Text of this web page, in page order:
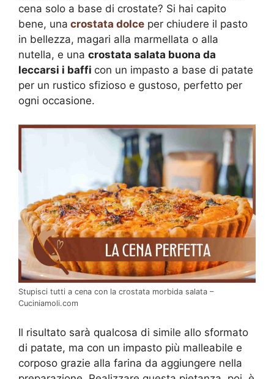
cena solo a base di crostate? Si hai capito
bene, una crostata dolce per chiudere il pasto
in bellezza, magari alla marmellata o alla
nutella, e una crostata salata buona da
leccarsi i baffi con un impasto a base di patate
per un rustico sfizioso e gustoso, perfetto per
ogni occasione.
Stupisci tutti a cena con la crostata morbida salata –
Cuciniamoli.com
Il risultato sarà qualcosa di simile allo sformato
di patate, ma con un impasto più malleabile e
corposo grazie alla farina da aggiungere nella